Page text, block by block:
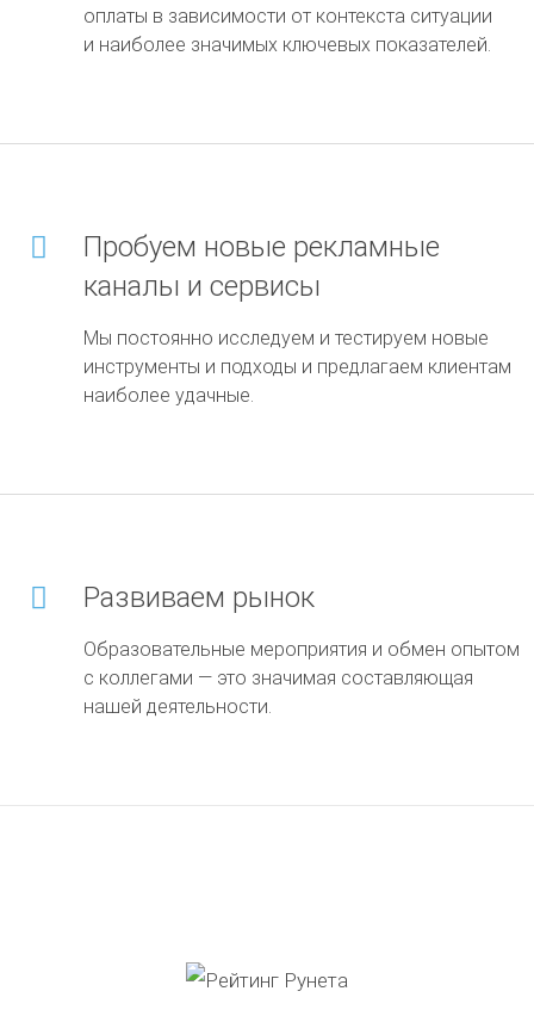
оплаты в зависимости от контекста ситуации
и наиболее значимых ключевых показателей.
Пробуем новые рекламные
каналы и сервисы
Мы постоянно исследуем и тестируем новые
инструменты и подходы и предлагаем клиентам
наиболее удачные.
Развиваем рынок
Образовательные мероприятия и обмен опытом
с коллегами — это значимая составляющая
нашей деятельности.